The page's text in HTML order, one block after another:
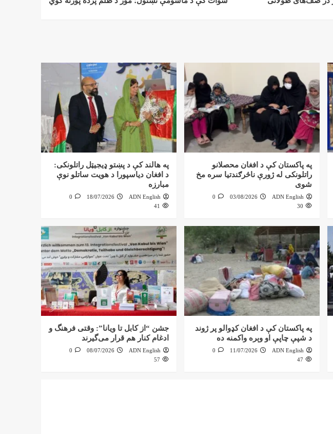
په پاکستان کې د افغان محصلانو
راتلونکی له ژورې ناڅرګندتیا سره مخ
شوی
ADN English
03/08/2026
0
30
په هالند کې د پښتو ډیجیټل راتلونکی:
د افغان دیاسپورا د هویت ساتلو نوې
مبارزه
ADN English
18/07/2026
0
41
په پاکستان کې د افغان کډوالو پر ژوند
د شپې چاپې او وېره واکمنه ده
ADN English
11/07/2026
0
47
جشن “از کابل تا ویانا”: وقتی فرهنگ و
ادغام کنار هم قرار می‌گیرند
ADN English
08/07/2026
0
57